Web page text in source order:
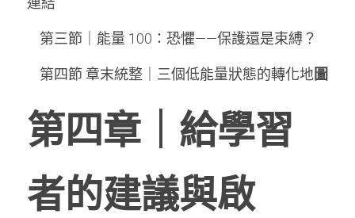
    第三節｜能量 100：恐懼——保護還是束縛？
    第四節 章末統整｜三個低能量狀態的轉化地
圖
第四章｜給學習
者的建議與啟